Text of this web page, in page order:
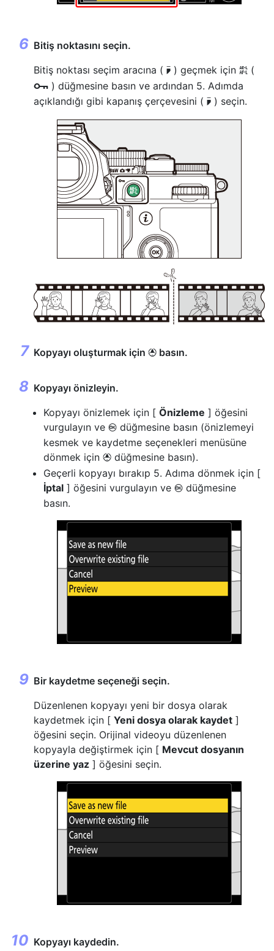
Bitiş noktasını seçin.
Bitiş noktası seçim aracına ( x ) geçmek için A (
g ) düğmesine basın ve ardından 5. Adımda
açıklandığı gibi kapanış çerçevesini ( x ) seçin.
Kopyayı oluşturmak için 1 basın.
Kopyayı önizleyin.
Kopyayı önizlemek için [ Önizleme ] öğesini
vurgulayın ve J düğmesine basın (önizlemeyi
kesmek ve kaydetme seçenekleri menüsüne
dönmek için 1 düğmesine basın).
Geçerli kopyayı bırakıp 5. Adıma dönmek için [
İptal ] öğesini vurgulayın ve J düğmesine
basın.
Bir kaydetme seçeneği seçin.
Düzenlenen kopyayı yeni bir dosya olarak
kaydetmek için [ Yeni dosya olarak kaydet ]
öğesini seçin. Orijinal videoyu düzenlenen
kopyayla değiştirmek için [ Mevcut dosyanın
üzerine yaz ] öğesini seçin.
Kopyayı kaydedin.